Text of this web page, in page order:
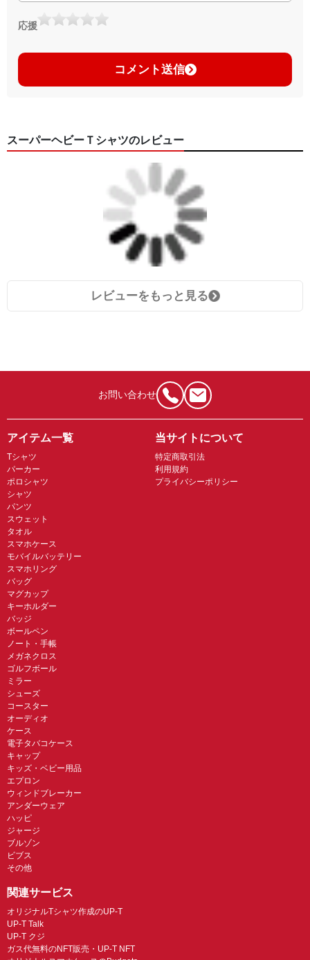
応援
コメント送信
スーパーヘビーＴシャツのレビュー
レビューをもっと見る
お問い合わせ
アイテム一覧
Tシャツ
パーカー
ポロシャツ
シャツ
パンツ
スウェット
タオル
スマホケース
モバイルバッテリー
スマホリング
バッグ
マグカップ
キーホルダー
バッジ
ボールペン
ノート・手帳
メガネクロス
ゴルフボール
ミラー
シューズ
コースター
オーディオ
ケース
電子タバコケース
キャップ
キッズ・ベビー用品
エプロン
ウィンドブレーカー
アンダーウェア
ハッピ
ジャージ
ブルゾン
ビブス
その他
当サイトについて
特定商取引法
利用規約
プライバシーポリシー
関連サービス
オリジナルTシャツ作成のUP-T
UP-T Talk
UP-T クジ
ガス代無料のNFT販売・UP-T NFT